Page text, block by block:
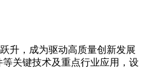
升，成为驱动高质量创新发展
关键技术及重点行业应用，设